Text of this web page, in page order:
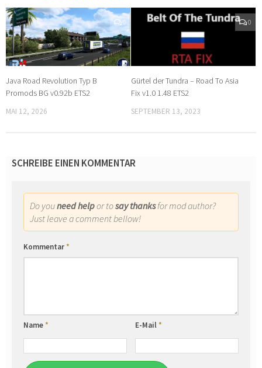
0
Java Road Revolution Typ B
Promods BG v0.92b ETS2
MAI 12, 2026
0
Gürtel der Tundra – Road To Asia
Fix v1.0 1.48 ETS2
SEPTEMBER 13, 2023
SCHREIBE EINEN KOMMENTAR
Do youneed helpor tosay thanksfor mod author?
Just leave a comment bellow!
Kommentar*
Name* E-Mail*